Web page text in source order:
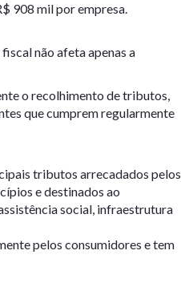
908 mil por empresa.
não afeta apenas a
o recolhimento de tributos,
que cumprem regularmente
tributos arrecadados pelos
e destinados ao
social, infraestrutura
pelos consumidores e tem